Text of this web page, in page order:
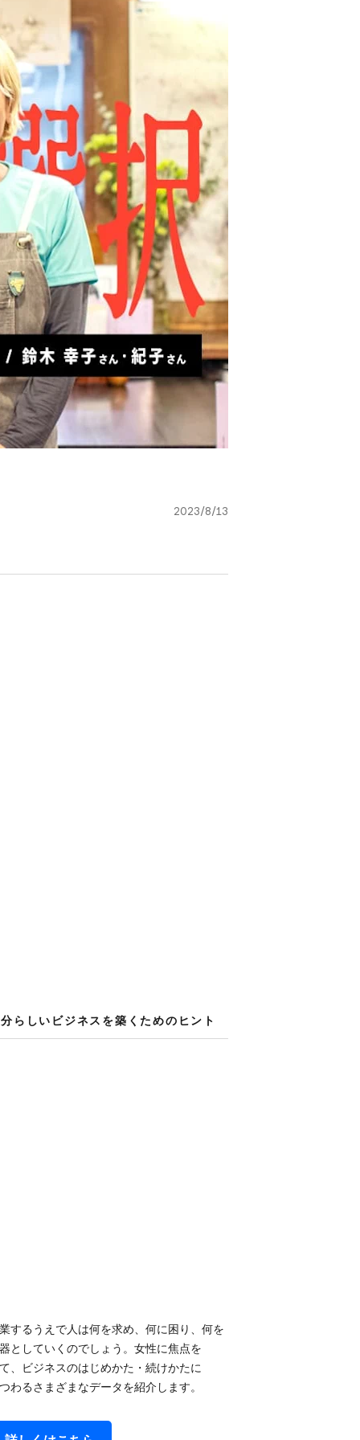
2023/8/13
らしい​ビジネスを​築く​ための​ヒント
するうえで​人は​何を​求め、​何に​困り、​何を​
と​していくのでしょう。​女性に​焦点を​
、​ビジネスの​はじめかた・続けかたに​
わるさまざまな​データを​紹介します。